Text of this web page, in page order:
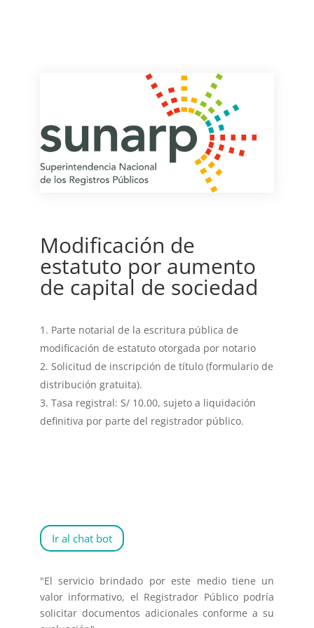
Modificación de
estatuto por aumento
de capital de sociedad
Parte notarial de la escritura pública de
modificación de estatuto otorgada por notario
Solicitud de inscripción de título (formulario de
distribución gratuita).
Tasa registral: S/ 10.00, sujeto a liquidación
definitiva por parte del registrador público.
Ir al chat bot
"El servicio brindado por este medio tiene un
valor informativo, el Registrador Público podría
solicitar documentos adicionales conforme a su